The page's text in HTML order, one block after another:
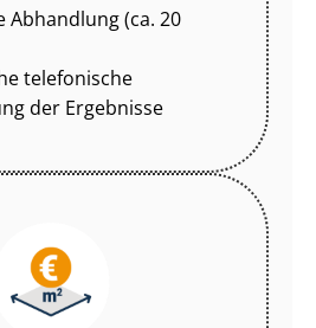
Abhandlung (ca. 20
telefonische
der Ergebnisse